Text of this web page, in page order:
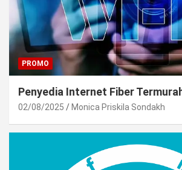
PROMO
Penyedia Internet Fiber
02/08/2025 Monica Priskila Sondakh